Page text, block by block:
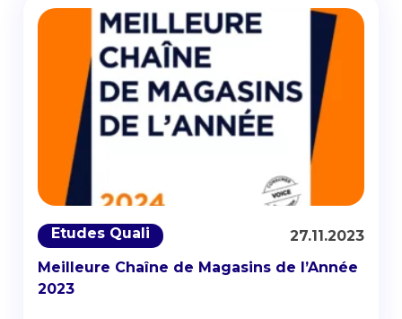
Etudes Quali
27.11.2023
Meilleure Chaîne de Magasins de l’Année
2023